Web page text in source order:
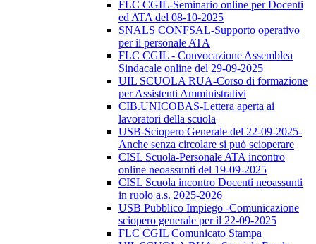
FLC CGIL-Seminario online per Docenti
ed ATA del 08-10-2025
SNALS CONFSAL-Supporto operativo
per il personale ATA
FLC CGIL - Convocazione Assemblea
Sindacale online del 29-09-2025
UIL SCUOLA RUA-Corso di formazione
per Assistenti Amministrativi
CIB.UNICOBAS-Lettera aperta ai
lavoratori della scuola
USB-Sciopero Generale del 22-09-2025-
Anche senza circolare si può scioperare
CISL Scuola-Personale ATA incontro
online neoassunti del 19-09-2025
CISL Scuola incontro Docenti neoassunti
in ruolo a.s. 2025-2026
USB Pubblico Impiego -Comunicazione
sciopero generale per il 22-09-2025
FLC CGIL Comunicato Stampa